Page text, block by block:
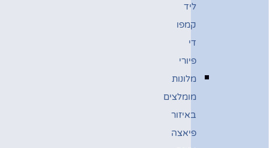
ליד
קמפו
די
פיורי
מלונות
מומלצים
באיזור
פיאצה